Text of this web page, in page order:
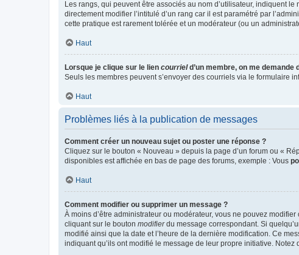
Les rangs, qui peuvent être associés au nom d’utilisateur, indiquent
directement modifier l’intitulé d’un rang car il est paramétré par
cette pratique est rarement tolérée et un modérateur (ou un
Haut
Lorsque je clique sur le lien courrield’un membre, on me demande
Seuls les membres peuvent s’envoyer des courriels via le formulaire
Haut
Problèmes liés à la publication de messages
Comment créer un nouveau sujet ou poster une réponse ?
Cliquez sur le bouton « Nouveau » depuis la page d’un forum ou «
disponibles est affichée en bas de page des forums, exemple : Vous
Haut
Comment modifier ou supprimer un message ?
À moins d’être administrateur ou modérateur, vous ne pouvez
cliquant sur le bouton modifierdu message correspondant. Si
modifié ainsi que la date et l’heure de la dernière modification. Ce
indiquant qu’ils ont modifié le message de leur propre initiative.